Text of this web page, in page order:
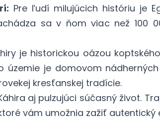
Pre ľudí milujúcich históriu je
sa v ňom viac než 100
je historickou oázou
územie je domovom
kresťanskej tradície.
aj pulzujúci súčasný život.
vám umožnia zažiť